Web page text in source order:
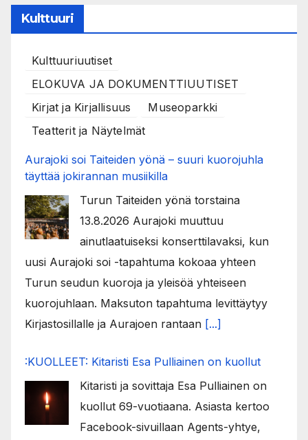
Kulttuuri
Kulttuuriuutiset
ELOKUVA JA DOKUMENTTIUUTISET
Kirjat ja Kirjallisuus
Museoparkki
Teatterit ja Näytelmät
Aurajoki soi Taiteiden yönä – suuri kuorojuhla
täyttää jokirannan musiikilla
Turun Taiteiden yönä torstaina
13.8.2026 Aurajoki muuttuu
ainutlaatuiseksi konserttilavaksi, kun
uusi Aurajoki soi -tapahtuma kokoaa yhteen
Turun seudun kuoroja ja yleisöä yhteiseen
kuorojuhlaan. Maksuton tapahtuma levittäytyy
Kirjastosillalle ja Aurajoen rantaan [...]
:KUOLLEET: Kitaristi Esa Pulliainen on kuollut
Kitaristi ja sovittaja Esa Pulliainen on
kuollut 69-vuotiaana. Asiasta kertoo
Facebook-sivuillaan Agents-yhtye,